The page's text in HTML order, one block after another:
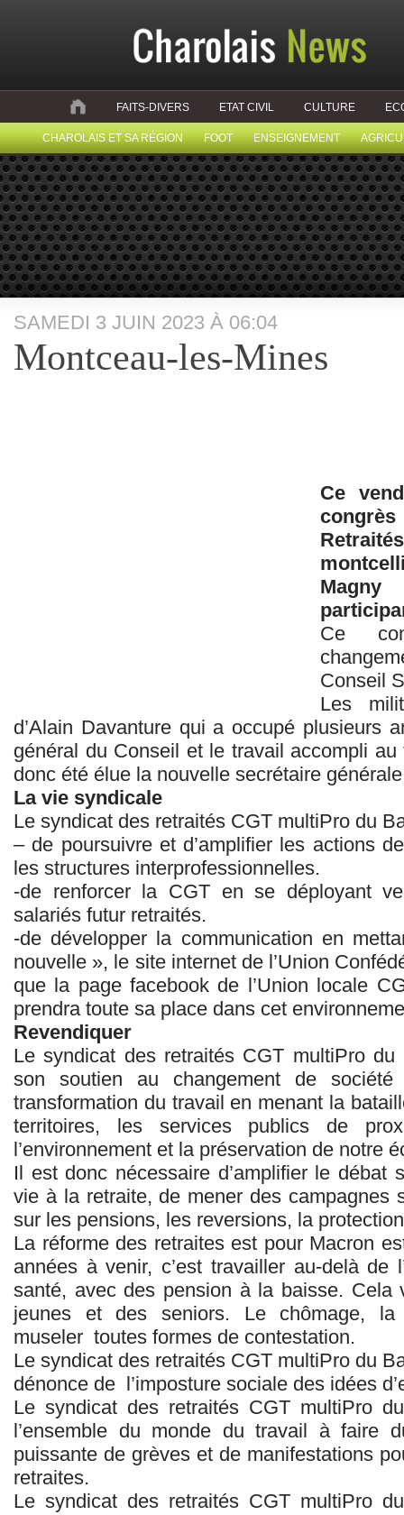
FAITS-DIVERS ETAT CIVIL CULTURE
CHAROLAIS ET SA RÉGION FOOT ENSEIGNEMENT
SAMEDI 3 JUIN 2023 À 06:04
Montceau-les-Mines
Ce
Ce
Conseil
Les
d’Alain Davanture qui a occupé plusieurs
général du Conseil et le travail accompli
donc été élue la nouvelle secrétaire
La vie syndicale
Le syndicat des retraités CGT multiPro du
– de poursuivre et d’amplifier les actions
les structures interprofessionnelles.
-de renforcer la CGT en se déployant
salariés futur retraités.
-de développer la communication en
nouvelle », le site internet de l’Union
que la page facebook de l’Union locale
prendra toute sa place dans cet
Revendiquer
Le syndicat des retraités CGT multiPro du
son soutien au changement de
transformation du travail en menant la
territoires, les services publics de
l’environnement et la préservation de notre
Il est donc nécessaire d’amplifier le débat
vie à la retraite, de mener des campagnes
sur les pensions, les reversions, la
La réforme des retraites est pour Macron
années à venir, c’est travailler au-delà de
santé, avec des pension à la baisse. Cela
jeunes et des seniors. Le chômage, la
museler toutes formes de contestation.
Le syndicat des retraités CGT multiPro du
dénonce de l’imposture sociale des idées
Le syndicat des retraités CGT multiPro
l’ensemble du monde du travail à faire
puissante de grèves et de manifestations
retraites.
Le syndicat des retraités CGT multiPro